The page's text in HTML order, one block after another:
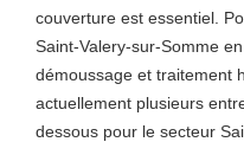
couverture est essentiel.
Saint-Valery-sur-Somme
démoussage et traitement
actuellement plusieurs
dessous pour le secteur